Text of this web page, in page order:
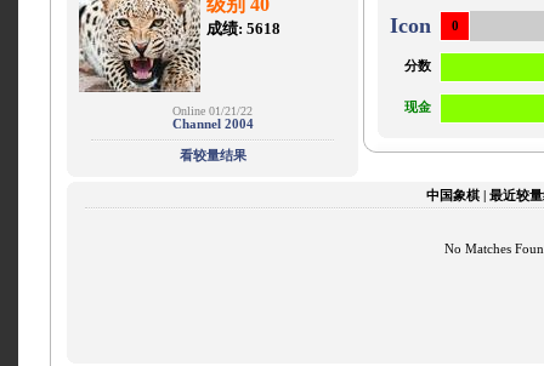
级别 40
成绩: 5618
Online 01/21/22
Channel 2004
看较量结果
Icon 0
分数
现金
中国象棋 | 最近较
No Matches